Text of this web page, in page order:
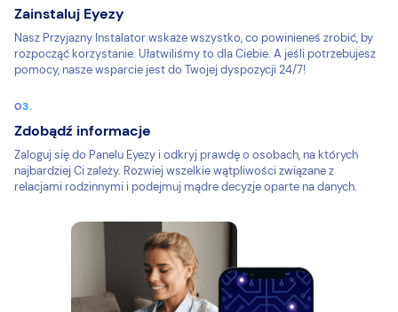
Zainstaluj Eyezy
Nasz Przyjazny Instalator wskaże wszystko, co powinieneś zrobić, by
rozpocząć korzystanie. Ułatwiliśmy to dla Ciebie. A jeśli potrzebujesz
pomocy, nasze wsparcie jest do Twojej dyspozycji 24/7!
Zdobądź informacje
Zaloguj się do Panelu Eyezy i odkryj prawdę o osobach, na których
najbardziej Ci zależy. Rozwiej wszelkie wątpliwości związane z
relacjami rodzinnymi i podejmuj mądre decyzje oparte na danych.